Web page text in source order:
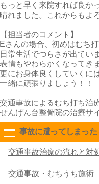
もっと早く来院すれば良か
晴れました。これからもよ
【担当者のコメント】
Eさんの場合、初めはむち
日常生活でつらさが出てい
表情もやわらかくなってき
更にお身体良くしていくに
一緒に頑張りましょう！！
交通事故によるむち打ち治
せんげん台整骨院の治療サ
事故に遭ってしまった
交通事故治療の流れと対
交通事故・むちうち施術